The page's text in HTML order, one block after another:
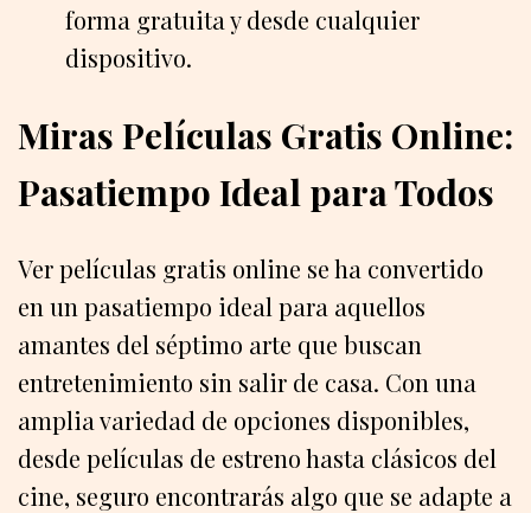
forma gratuita y desde cualquier
dispositivo.
Miras Películas Gratis Online:
Pasatiempo Ideal para Todos
Ver películas gratis online se ha convertido
en un pasatiempo ideal para aquellos
amantes del séptimo arte que buscan
entretenimiento sin salir de casa. Con una
amplia variedad de opciones disponibles,
desde películas de estreno hasta clásicos del
cine, seguro encontrarás algo que se adapte a